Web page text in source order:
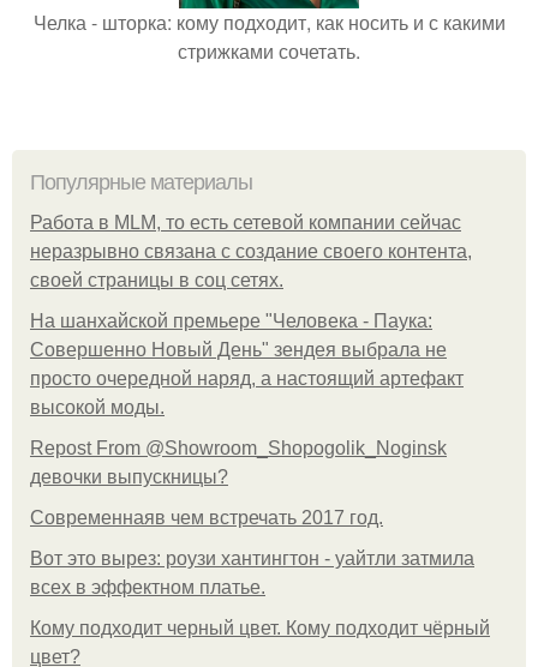
Челка - шторка: кому подходит, как носить и с какими
стрижками сочетать.
Популярные материалы
Работа в MLM, то есть сетевой компании сейчас
неразрывно связана с создание своего контента,
своей страницы в соц сетях.
На шанхайской премьере "Человека - Паука:
Совершенно Новый День" зендея выбрала не
просто очередной наряд, а настоящий артефакт
высокой моды.
Repost From @Showroom_Shopogolik_Noginsk
девочки выпускницы?
Современнаяв чем встречать 2017 год.
Вот это вырез: роузи хантингтон - уайтли затмила
всех в эффектном платьe.
Кому подходит черный цвет. Кому подходит чёрный
цвет?